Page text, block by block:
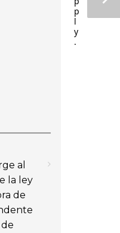
p
l
y
.
al
la ley
de